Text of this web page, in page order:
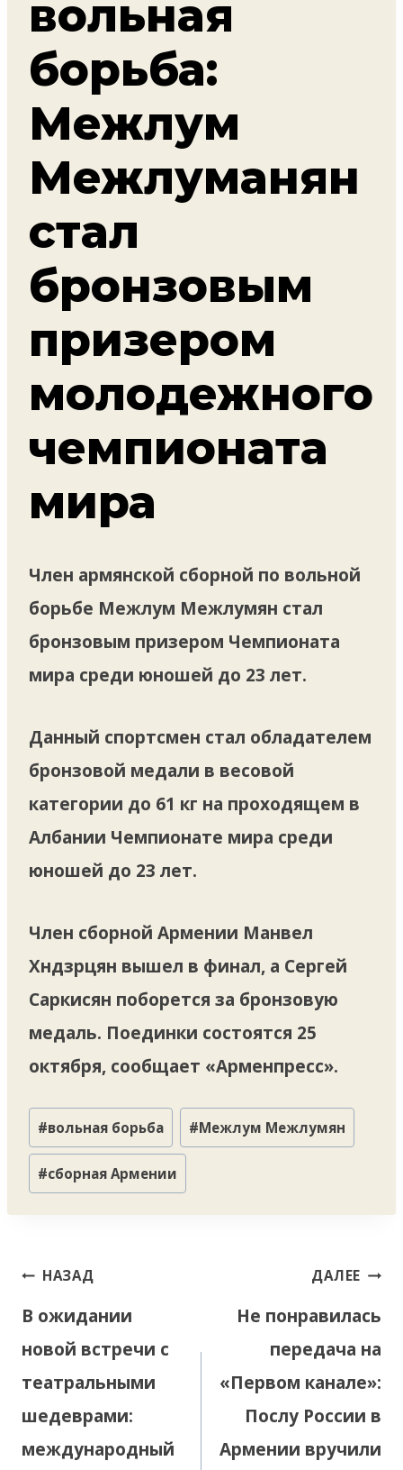
вольная
борьба:
Межлум
Межлуманян
стал
бронзовым
призером
молодежного
чемпионата
мира
Член армянской сборной по вольной
борьбе Межлум Межлумян стал
бронзовым призером Чемпионата
мира среди юношей до 23 лет.
Данный спортсмен стал обладателем
бронзовой медали в весовой
категории до 61 кг на проходящем в
Албании Чемпионате мира среди
юношей до 23 лет.
Член сборной Армении Манвел
Хндзрцян вышел в финал, а Сергей
Саркисян поборется за бронзовую
медаль. Поединки состоятся 25
октября, сообщает «Арменпресс».
Метки
записи:
#вольная борьба #Межлум Межлумян
#сборная Армении
Навигация
записям
НАЗАД
В ожидании
новой встречи с
театральными
шедеврами:
международный
ДАЛЕЕ
Не понравилась
передача на
«Первом канале»:
Послу России в
Армении вручили